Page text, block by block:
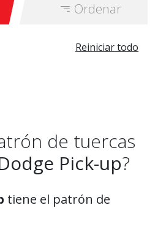
Ordenar
Reiniciar todo
de tuercas
Pick-up?
tiene el patrón de